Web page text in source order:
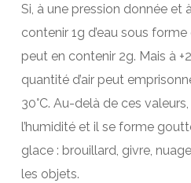
Si, à une pression donnée et
contenir 1g d’eau sous forme
peut en contenir 2g. Mais à
quantité d’air peut
30°C. Au-delà de ces
l’humidité et il se forme
glace : brouillard, givre,
les objets.